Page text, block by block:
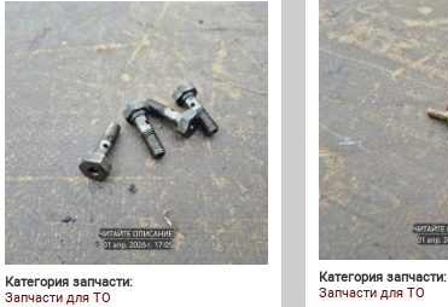
Категория запчасти:
Запчасти для ТО
Категория запчасти:
Запчасти для ТО